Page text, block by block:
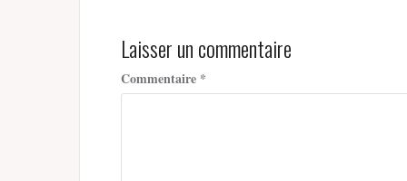
Laisser un commentaire
Commentaire *